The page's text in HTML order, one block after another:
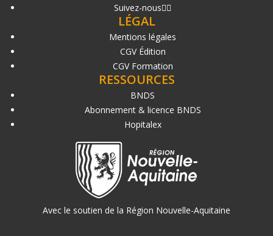
Suivez-nous
LÉGAL
Mentions légales
CGV Édition
CGV Formation
RESSOURCES
BNDS
Abonnement & licence BNDS
Hopitalex
Avec le soutien de la Région Nouvelle-Aquitaine